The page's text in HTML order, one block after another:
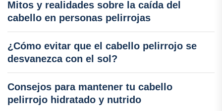
Mitos y realidades sobre la caída del
cabello en personas pelirrojas
¿Cómo evitar que el cabello pelirrojo se
desvanezca con el sol?
Consejos para mantener tu cabello
pelirrojo hidratado y nutrido